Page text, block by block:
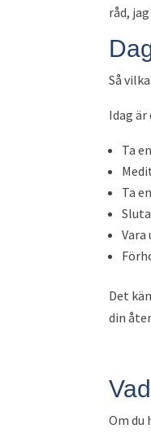
råd,
Så
Idag är
Ta
Ta
Det
din
Om du